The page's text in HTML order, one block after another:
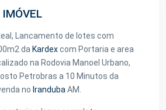
IMÓVEL
Lancamento de lotes com
da Kardexcom Portaria e area
na Rodovia Manoel Urbano,
Petrobras a 10 Minutos da
no Iranduba AM.